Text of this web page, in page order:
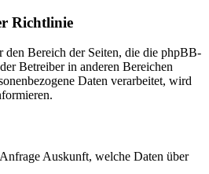
Richtlinie
den Bereich der Seiten, die die phpBB-
Betreiber in anderen Bereichen
Daten verarbeitet, wird
Auskunft, welche Daten über